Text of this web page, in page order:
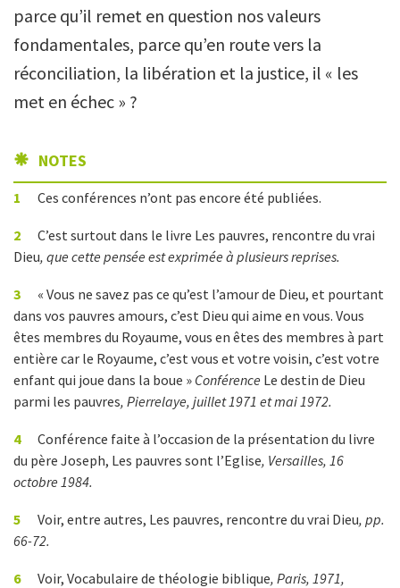
parce qu’il remet en question nos valeurs
fondamentales, parce qu’en route vers la
réconciliation, la libération et la justice, il « les
met en échec » ?
NOTES
1 Ces conférences n’ont pas encore été publiées.
2
C’est surtout dans le livre Les pauvres, rencontre du vrai
Dieu, que cette pensée est exprimée à plusieurs reprises.
3
« Vous ne savez pas ce qu’est l’amour de Dieu, et pourtant
dans vos pauvres amours, c’est Dieu qui aime en vous. Vous
êtes membres du Royaume, vous en êtes des membres à part
entière car le Royaume, c’est vous et votre voisin, c’est votre
enfant qui joue dans la boue » Conférence Le destin de Dieu
parmi les pauvres, Pierrelaye, juillet 1971 et mai 1972.
4
Conférence faite à l’occasion de la présentation du livre
du père Joseph, Les pauvres sont l’Eglise, Versailles, 16
octobre 1984.
5 Voir, entre autres, Les pauvres, rencontre du vrai Dieu, pp.
66-72.
6 Voir, Vocabulaire de théologie biblique, Paris, 1971,